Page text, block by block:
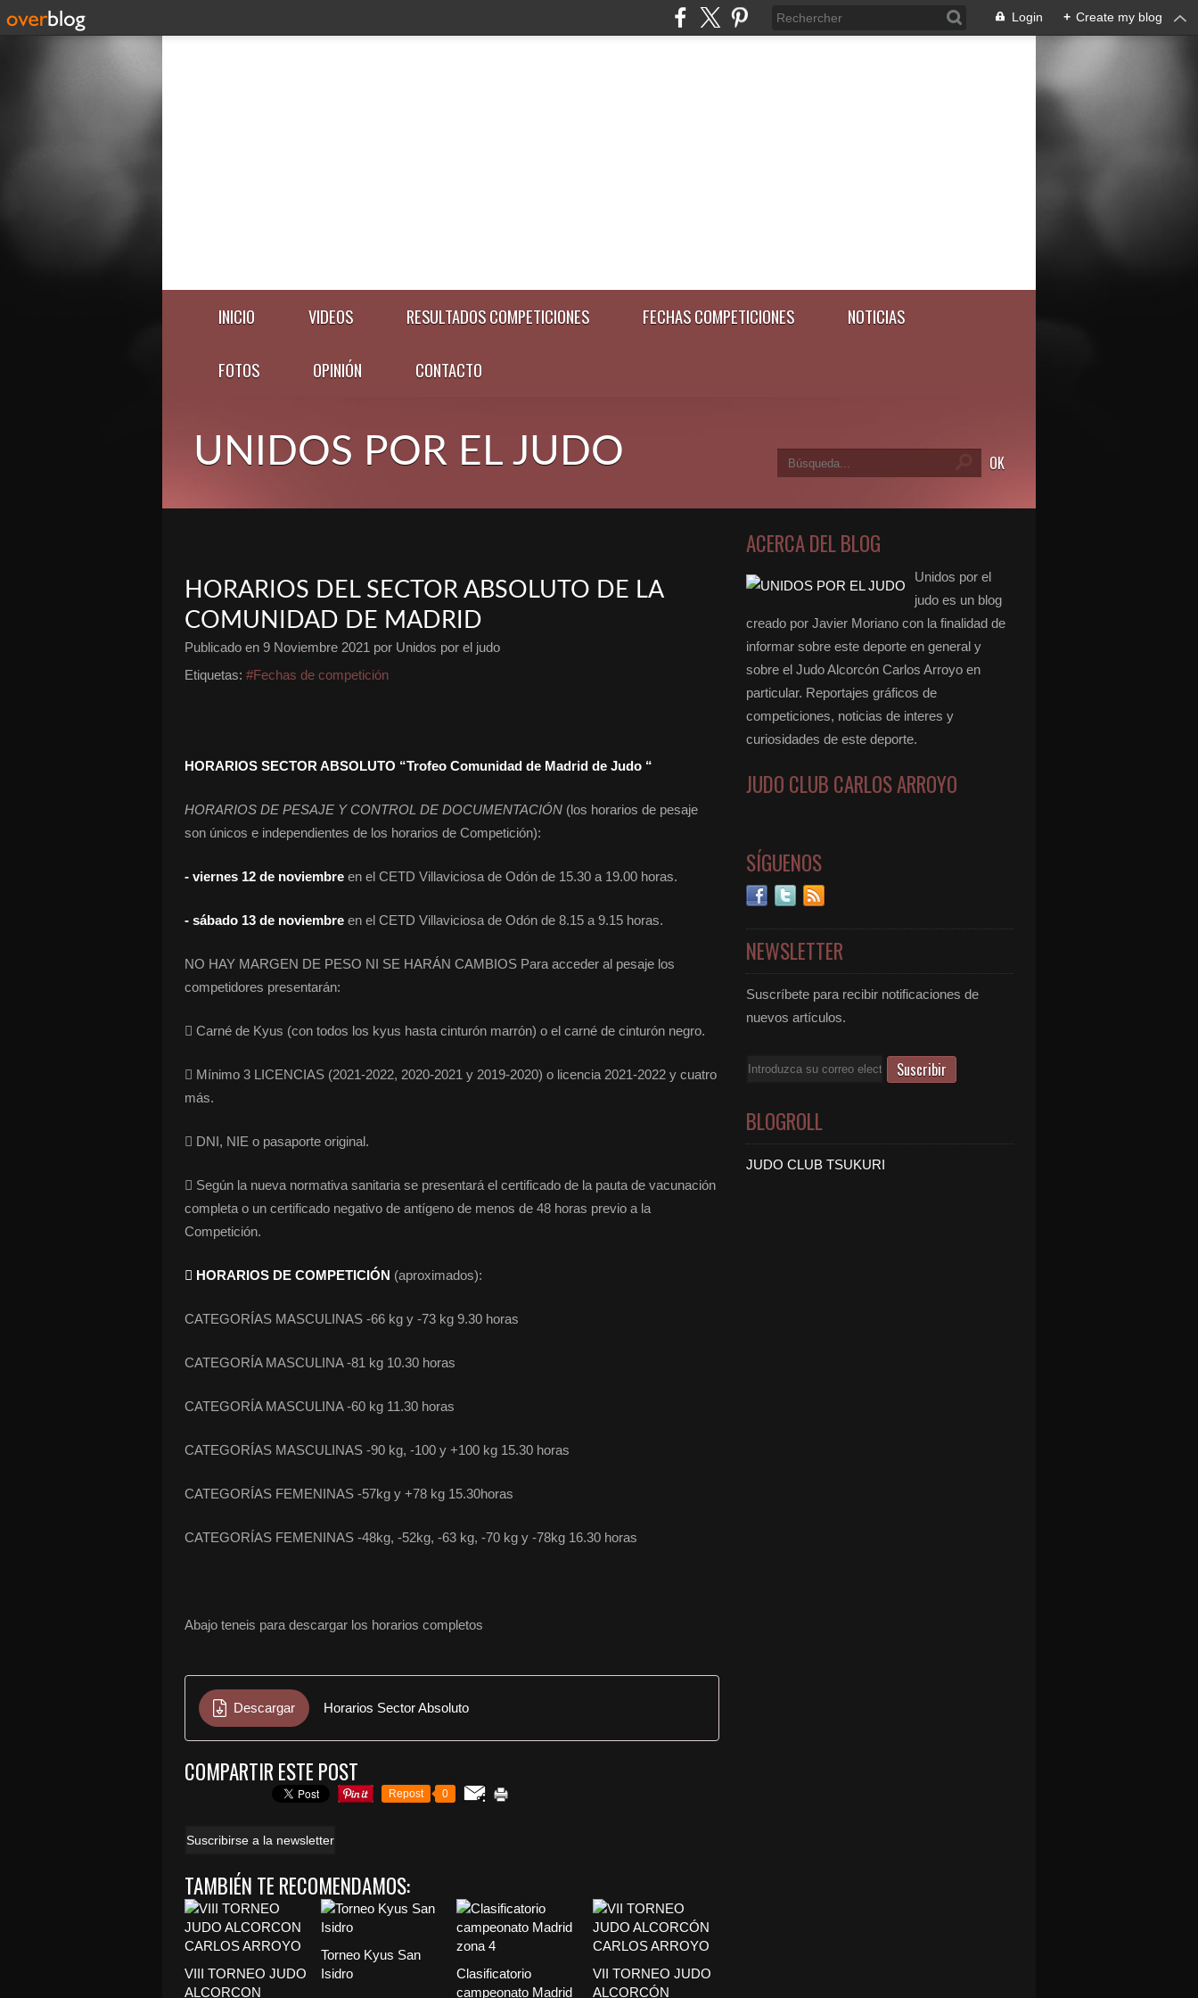
Login + Create my blog
INICIO VIDEOS RESULTADOS COMPETICIONES FECHAS COMPETICIONES NOTICIAS
FOTOS OPINIÓN CONTACTO
UNIDOS POR EL JUDO
HORARIOS DEL SECTOR ABSOLUTO DE LA
COMUNIDAD DE MADRID
Publicado en 9 Noviembre 2021 por Unidos por el judo
Etiquetas: #Fechas de competición
HORARIOS SECTOR ABSOLUTO “Trofeo Comunidad de Madrid de Judo “
HORARIOS DE PESAJE Y CONTROL DE DOCUMENTACIÓN (los horarios de pesaje
son únicos e independientes de los horarios de Competición):
- viernes 12 de noviembre en el CETD Villaviciosa de Odón de 15.30 a 19.00 horas.
- sábado 13 de noviembre en el CETD Villaviciosa de Odón de 8.15 a 9.15 horas.
NO HAY MARGEN DE PESO NI SE HARÁN CAMBIOS Para acceder al pesaje los
competidores presentarán:
 Carné de Kyus (con todos los kyus hasta cinturón marrón) o el carné de cinturón negro.
 Mínimo 3 LICENCIAS (2021-2022, 2020-2021 y 2019-2020) o licencia 2021-2022 y cuatro
más.
 DNI, NIE o pasaporte original.
 Según la nueva normativa sanitaria se presentará el certificado de la pauta de vacunación
completa o un certificado negativo de antígeno de menos de 48 horas previo a la
Competición.
 HORARIOS DE COMPETICIÓN (aproximados):
CATEGORÍAS MASCULINAS -66 kg y -73 kg 9.30 horas
CATEGORÍA MASCULINA -81 kg 10.30 horas
CATEGORÍA MASCULINA -60 kg 11.30 horas
CATEGORÍAS MASCULINAS -90 kg, -100 y +100 kg 15.30 horas
CATEGORÍAS FEMENINAS -57kg y +78 kg 15.30horas
CATEGORÍAS FEMENINAS -48kg, -52kg, -63 kg, -70 kg y -78kg 16.30 horas
Abajo teneis para descargar los horarios completos
Descargar Horarios Sector Absoluto
COMPARTIR ESTE POST
Repost 0
Suscribirse a la newsletter
TAMBIÉN TE RECOMENDAMOS:
VIII TORNEO JUDO
ALCORCON
Torneo Kyus San
Isidro
Clasificatorio
campeonato Madrid
VII TORNEO JUDO
ALCORCÓN
ACERCA DEL BLOG
Unidos por el
judo es un blog
creado por Javier Moriano con la finalidad de
informar sobre este deporte en general y
sobre el Judo Alcorcón Carlos Arroyo en
particular. Reportajes gráficos de
competiciones, noticias de interes y
curiosidades de este deporte.
JUDO CLUB CARLOS ARROYO
SÍGUENOS
NEWSLETTER
Suscríbete para recibir notificaciones de
nuevos artículos.
Email
BLOGROLL
JUDO CLUB TSUKURI